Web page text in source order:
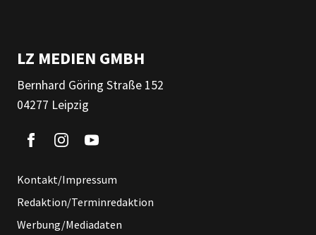
LZ MEDIEN GMBH
Bernhard Göring Straße 152
04277 Leipzig
Kontakt/Impressum
Redaktion/Terminredaktion
Werbung/Mediadaten